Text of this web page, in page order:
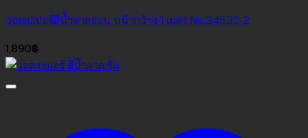
วอลเปเปอร์สีน้ำตาลอ่อน หน้ากว้าง 1 เมตร No.34532-2
1,890฿